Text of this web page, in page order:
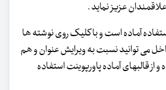
عزیز نماید .
آماده است و با کلیک روی نوشته ها
می توانید نسبت به ویرایش عنوان و هم
از قالبهای آماده پاورپوینت استفاده